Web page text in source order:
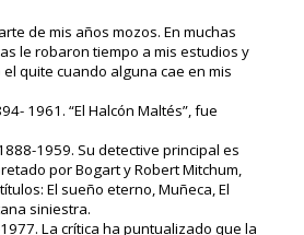
de mis años mozos. En muchas
le robaron tiempo a mis estudios y
quite cuando alguna cae en mis
1961. “El Halcón Maltés”, fue
1959. Su detective principal es
por Bogart y Robert Mitchum,
El sueño eterno, Muñeca, El
siniestra.
La crítica ha puntualizado que la